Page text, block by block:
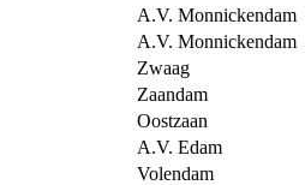
A.V. Monnickendam
A.V. Monnickendam
Zwaag
Zaandam
Oostzaan
A.V. Edam
Volendam